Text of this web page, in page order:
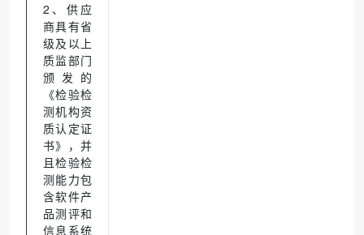
2、供应
商具有省
级及以上
质监部门
颁发的
《检验检
测机构资
质认定证
书》，并
且检验检
测能力包
含软件产
品测评和
信息系统